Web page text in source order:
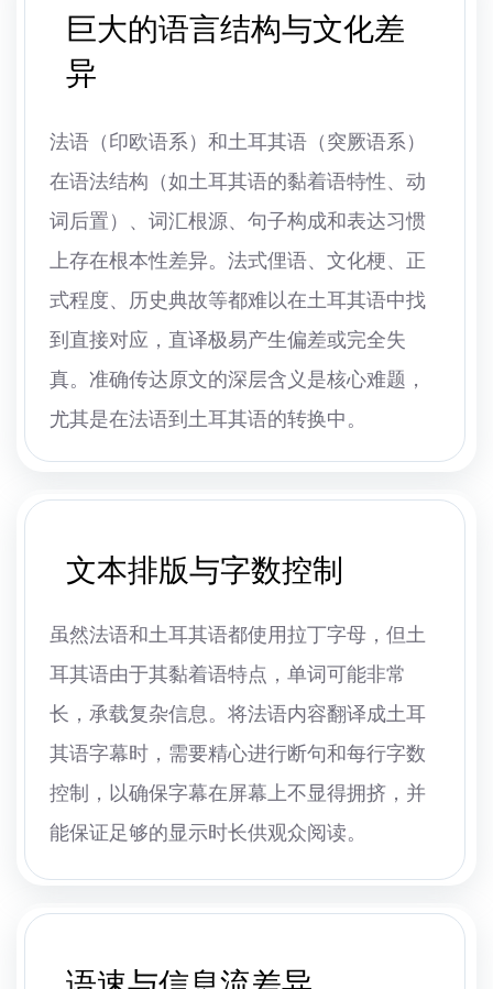
巨大的语言结构与文化差
异
法语（印欧语系）和土耳其语（突厥语系）
在语法结构（如土耳其语的黏着语特性、动
词后置）、词汇根源、句子构成和表达习惯
上存在根本性差异。法式俚语、文化梗、正
式程度、历史典故等都难以在土耳其语中找
到直接对应，直译极易产生偏差或完全失
真。准确传达原文的深层含义是核心难题，
尤其是在法语到土耳其语的转换中。
文本排版与字数控制
虽然法语和土耳其语都使用拉丁字母，但土
耳其语由于其黏着语特点，单词可能非常
长，承载复杂信息。将法语内容翻译成土耳
其语字幕时，需要精心进行断句和每行字数
控制，以确保字幕在屏幕上不显得拥挤，并
能保证足够的显示时长供观众阅读。